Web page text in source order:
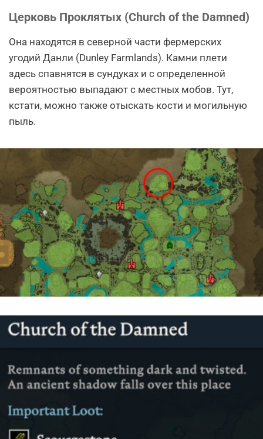
Церковь Проклятых (Church of the Damned)
Она находятся в северной части фермерских
угодий Данли (Dunley Farmlands). Камни плети
здесь спавнятся в сундуках и с определенной
вероятностью выпадают с местных мобов. Тут,
кстати, можно также отыскать кости и могильную
пыль.